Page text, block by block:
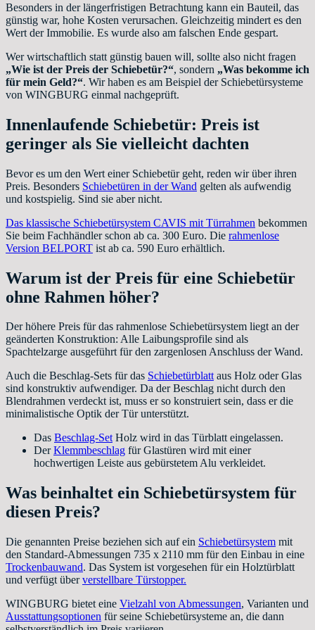
Besonders in der längerfristigen Betrachtung kann ein Bauteil, das
günstig war, hohe Kosten verursachen. Gleichzeitig mindert es den
Wert der Immobilie. Es wurde also am falschen Ende gespart.
Wer wirtschaftlich statt günstig bauen will, sollte also nicht fragen
„Wie ist der Preis der Schiebetür?“, sondern „Was bekomme ich
für mein Geld?“. Wir haben es am Beispiel der Schiebetürsysteme
von WINGBURG einmal nachgeprüft.
Innenlaufende Schiebetür: Preis ist
geringer als Sie vielleicht dachten
Bevor es um den Wert einer Schiebetür geht, reden wir über ihren
Preis. Besonders Schiebetüren in der Wand gelten als aufwendig
und kostspielig. Sind sie aber nicht.
Das klassische Schiebetürsystem CAVIS mit Türrahmen bekommen
Sie beim Fachhändler schon ab ca. 300 Euro. Die rahmenlose
Version BELPORT ist ab ca. 590 Euro erhältlich.
Warum ist der Preis für eine Schiebetür
ohne Rahmen höher?
Der höhere Preis für das rahmenlose Schiebetürsystem liegt an der
geänderten Konstruktion: Alle Laibungsprofile sind als
Spachtelzarge ausgeführt für den zargenlosen Anschluss der Wand.
Auch die Beschlag-Sets für das Schiebetürblattaus Holz oder Glas
sind konstruktiv aufwendiger. Da der Beschlag nicht durch den
Blendrahmen verdeckt ist, muss er so konstruiert sein, dass er die
minimalistische Optik der Tür unterstützt.
Das Beschlag-SetHolz wird in das Türblatt eingelassen.
DerKlemmbeschlag für Glastüren wird mit einer
hochwertigen Leiste aus gebürstetem Alu verkleidet.
Was beinhaltet ein Schiebetürsystem für
diesen Preis?
Die genannten Preise beziehen sich auf ein Schiebetürsystem mit
den Standard-Abmessungen 735 x 2110 mm für den Einbau in eine
Trockenbauwand. Das System ist vorgesehen für ein Holztürblatt
und verfügt überverstellbare Türstopper.
WINGBURG bietet eine Vielzahl von Abmessungen, Varianten und
Ausstattungsoptionen für seine Schiebetürsysteme an, die dann